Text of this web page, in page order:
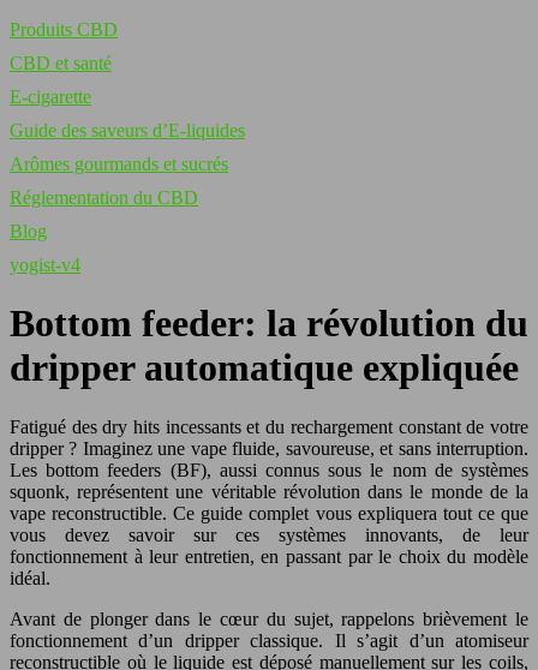
Produits CBD
CBD et santé
E-cigarette
Guide des saveurs d’E-liquides
Arômes gourmands et sucrés
Réglementation du CBD
Blog
yogist-v4
Bottom feeder: la révolution du
dripper automatique expliquée
Fatigué des dry hits incessants et du rechargement constant de votre
dripper ? Imaginez une vape fluide, savoureuse, et sans interruption.
Les bottom feeders (BF), aussi connus sous le nom de systèmes
squonk, représentent une véritable révolution dans le monde de la
vape reconstructible. Ce guide complet vous expliquera tout ce que
vous devez savoir sur ces systèmes innovants, de leur
fonctionnement à leur entretien, en passant par le choix du modèle
idéal.
Avant de plonger dans le cœur du sujet, rappelons brièvement le
fonctionnement d’un dripper classique. Il s’agit d’un atomiseur
reconstructible où le liquide est déposé manuellement sur les coils,